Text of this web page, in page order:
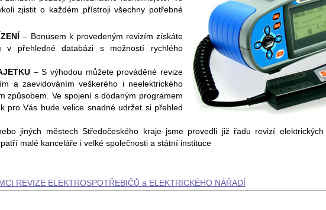
zjistit o každém přístroji všechny potřebné
– Bonusem k provedeným revizím získáte
v přehledné databázi s možností rychlého
– S výhodou můžete prováděné revize
a zaevidováním veškerého i neelektrického
způsobem. Ve spojení s dodaným programem
pro Vás bude velice snadné udržet si přehled
jiných městech Středočeského kraje jsme provedli již řadu revizí
malé kanceláře i velké společnosti a státní instituce
REVIZE ELEKTROSPOTŘEBIČŮ a ELEKTRICKÉHO NÁ­ŘADÍ